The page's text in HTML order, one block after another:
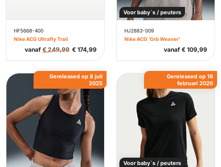
HF5668-400
Nike ACG Ultrafly Trail
vanaf €249,99 € 174,99
Voor baby`s / peuters
HJ2883-009
Nike ACG 'Orb Weaver'
vanaf € 109,99
Gereleased op 8 juli
2025
Voor baby`s / peuters
Gereleased op 16
februari 2026